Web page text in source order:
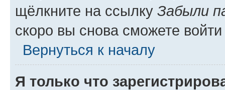
щёлкните на ссылку Забыли
скоро вы снова сможете
Вернуться к началу
Я только что